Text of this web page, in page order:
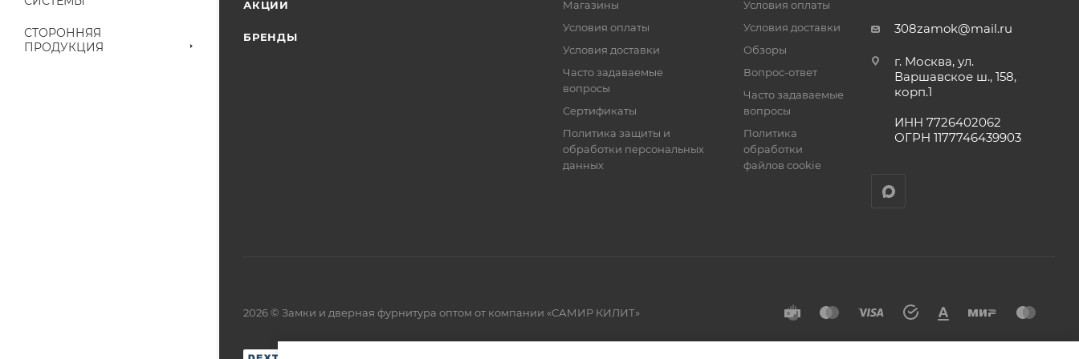
СТОРОННЯЯ
ПРОДУКЦИЯ
АКЦИИ
БРЕНДЫ
Магазины
Условия оплаты
Условия доставки
Часто задаваемые
вопросы
Сертификаты
Политика защиты и
обработки персональных
данных
Условия оплаты
Условия доставки
Обзоры
Вопрос-ответ
Часто задаваемые
вопросы
Политика
обработки
файлов cookie
308zamok@mail.ru
г. Москва, ул.
Варшавское ш., 158,
корп.1
ИНН 7726402062
ОГРН 1177746439903
2026 © Замки и дверная фурнитура оптом от компании «САМИР КИЛИТ»